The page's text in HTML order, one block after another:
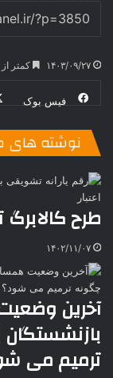
۱۴۰۳/۰۹/۲۷ کمتر
فیس بوک
نوشته های
طرح
۱۴۰۲/۱۱/۰۷
آخرین
ترمیم می‌